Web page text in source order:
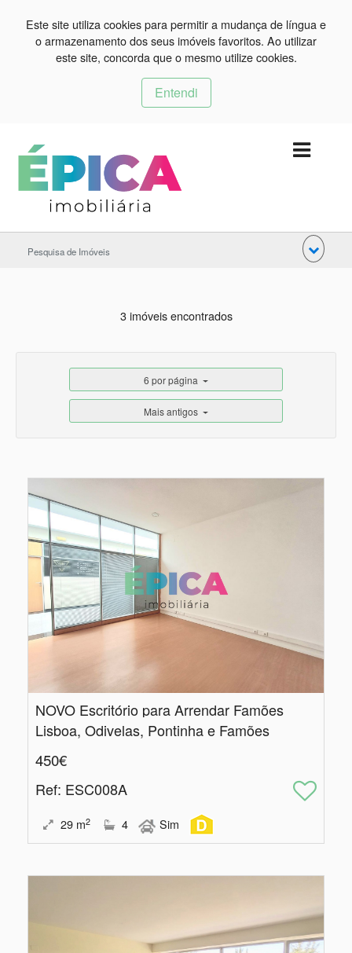
Este site utiliza cookies para permitir a mudança de língua e
o armazenamento dos seus imóveis favoritos. Ao utilizar
este site, concorda que o mesmo utilize cookies.
Entendi
Pesquisa de Imóveis
3 imóveis encontrados
6 por página
Mais antigos
NOVO Escritório para Arrendar Famões
Lisboa, Odivelas, Pontinha e Famões
450€
Ref: ESC008A
29 m2 4 Sim